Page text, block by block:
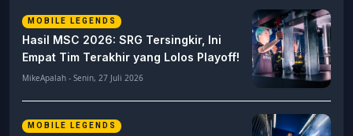
MOBILE LEGENDS
Hasil MSC 2026: SRG Tersingkir, Ini
Empat Tim Terakhir yang Lolos Playoff!
MikeApalah - Senin, 27 Juli 2026
MOBILE LEGENDS